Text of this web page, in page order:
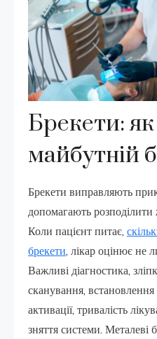
Брекети:
майбутній
Брекети виправляють
допомагають
Коли пацієнт питає,
брекети, лікар оцінює не
Важливі діагностика,
сканування,
активації, тривалість
зняття системи. Металеві